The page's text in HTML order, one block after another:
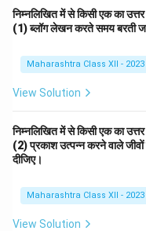
निम्नलिखित में से किसी एक का
(1) ब्लॉग लेखन करते समय बरती
Maharashtra Class XII - 2023
View Solution
निम्नलिखित में से किसी एक का
(2) प्रकाश उत्पन्न करने वाले जीवों
दीजिए।
Maharashtra Class XII - 2023
View Solution